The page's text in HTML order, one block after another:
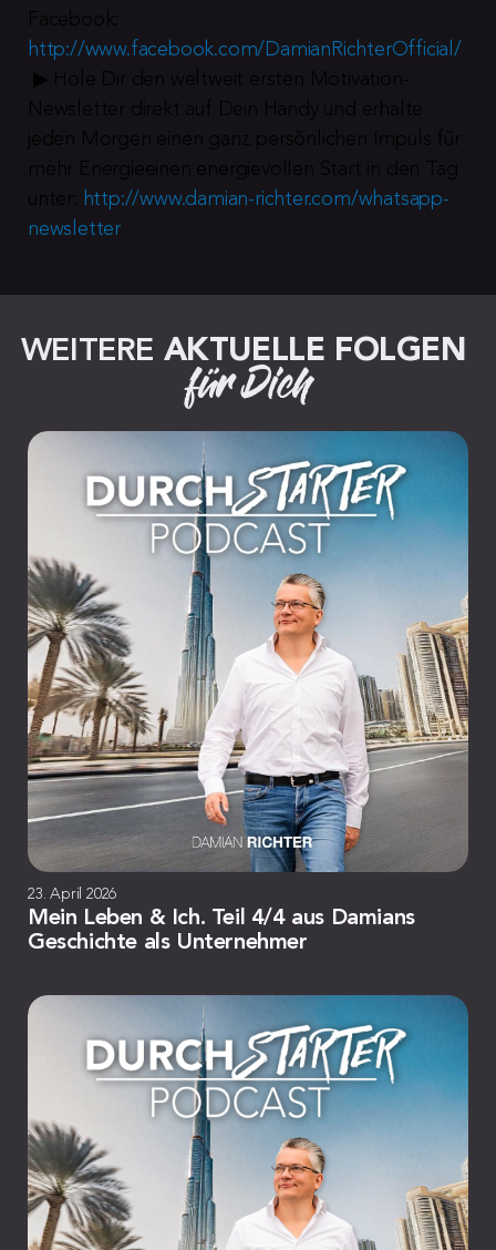
http://www.facebook.com/DamianRichterOfficial/
http://www.damian-richter.com/whatsapp-
newsletter
WEITERE AKTUELLE FOLGEN
für Dich
23. April 2026
Mein Leben & Ich. Teil 4/4 aus Damians
Geschichte als Unternehmer